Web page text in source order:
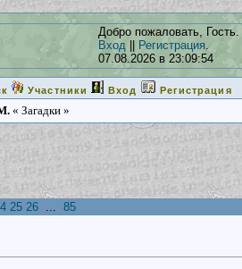
Добро пожаловать,
Вход
Регистрация.
07.08.2026 в 23:09:54
Участники Вход Регистрация
« Загадки »
25 26 ... 85